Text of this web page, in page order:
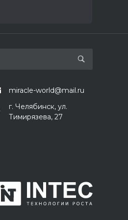
miracle-world@mail.ru
г. Челябинск, ул.
Тимирязева, 27